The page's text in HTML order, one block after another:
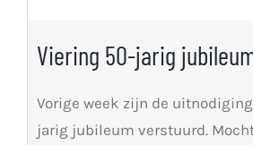
Viering 50-jarig
Vorige week zijn de
jarig jubileum verstuurd.